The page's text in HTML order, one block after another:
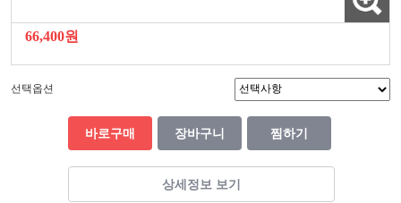
66,400원
선택옵션
바로구매 장바구니 찜하기
상세정보 보기